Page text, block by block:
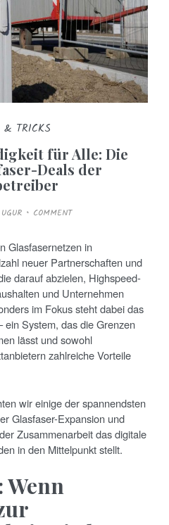
& TRICKS
für Alle: Die
Deals der
UGUR COMMENT
Glasfasernetzen in
neuer Partnerschaften und
darauf abzielen, Highspeed-
und Unternehmen
im Fokus steht dabei das
ein System, das die Grenzen
lässt und sowohl
zahlreiche Vorteile
wir einige der spannendsten
Glasfaser-Expansion und
Zusammenarbeit das digitale
in den Mittelpunkt stellt.
Wenn